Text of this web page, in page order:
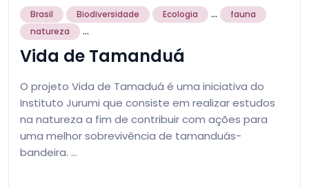
Brasil Biodiversidade Ecologia ...
fauna
natureza
...
Vida de Tamanduá
O projeto Vida de Tamaduá é uma iniciativa do
Instituto Jurumi que consiste em realizar estudos
na natureza a fim de contribuir com ações para
uma melhor sobrevivência de tamanduás-
bandeira. …